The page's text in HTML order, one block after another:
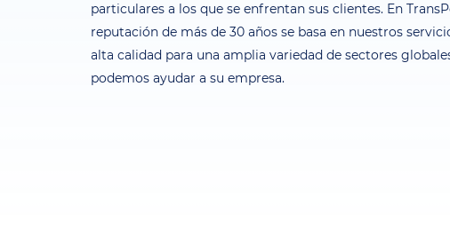
particulares a los que se enfrentan sus clientes. En
reputación de más de 30 años se basa en nuestros
alta calidad para una amplia variedad de sectores
podemos ayudar a su empresa.